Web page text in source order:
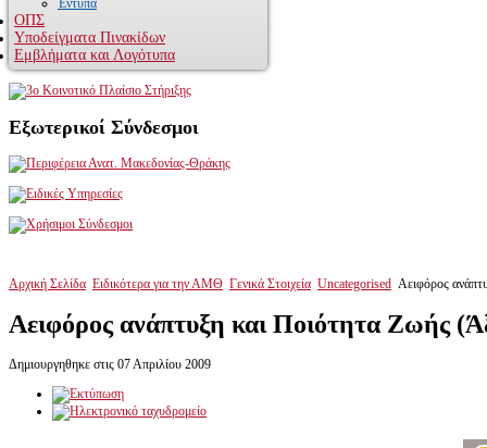
Έντυπα
ΟΠΣ
Κωδικοποιημένα Στοιχεία
Ηλεκτρονική Υποβολή Δελτίων
Ειδική Υπηρεσία Ο.Π.Σ.
Υποδείγματα Πινακίδων
Εμβλήματα και Λογότυπα
Εξωτερικοί Σύνδεσμοι
Αρχική Σελίδα Ειδικότερα για την ΑΜΘ Γενικά Στοιχεία Uncategorised Αειφόρος
Αειφόρος ανάπτυξη και Ποιότητα Ζωής
Δημιουργηθηκε στις 07 Απριλίου 2009